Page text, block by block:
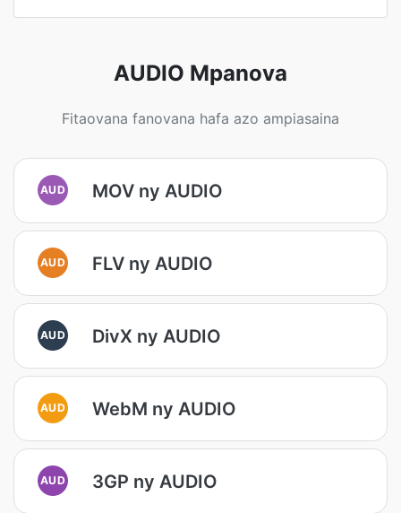
AUDIO Mpanova
Fitaovana fanovana hafa azo ampiasaina
AUD MOV ny AUDIO
AUD FLV ny AUDIO
AUD DivX ny AUDIO
AUD WebM ny AUDIO
AUD 3GP ny AUDIO